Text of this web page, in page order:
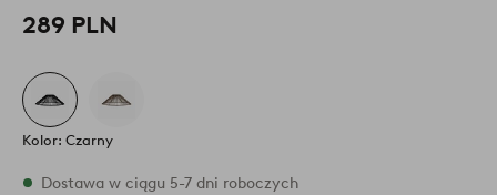
289 PLN
Kolor: Czarny
W magazynie
Dostawa w ciągu 5-7 dni roboczych